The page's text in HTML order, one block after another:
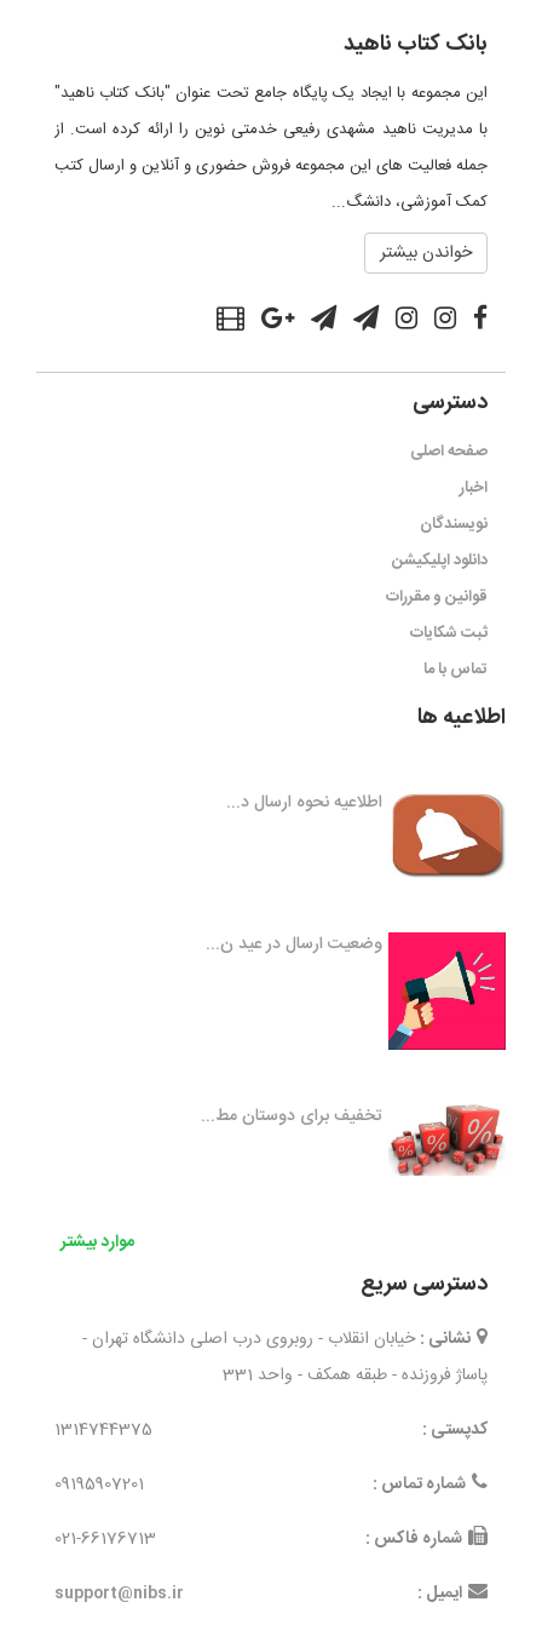
بانک کتاب ناهید
این مجموعه با ایجاد یک پایگاه جامع تحت عنوان "بانک کتاب ناهید"
با مدیریت ناهید مشهدی رفیعی خدمتی نوین را ارائه کرده است. از
جمله فعالیت های این مجموعه فروش حضوری و آنلاین و ارسال کتب
کمک آموزشی، دانشگ...
خواندن بیشتر
دسترسی
صفحه اصلی
اخبار
نویسندگان
دانلود اپلیکیشن
قوانین و مقررات
ثبت شکایات
تماس با ما
اطلاعیه ها
اطلاعیه نحوه ارسال د...
وضعیت ارسال در عید ن...
تخفیف برای دوستان مط...
موارد بیشتر
دسترسی سریع
نشانی : خیابان انقلاب - روبروی درب اصلی دانشگاه تهران -
پاساژ فروزنده - طبقه همکف - واحد 331
کدپستی :
1314744375
شماره تماس :
09195907201
شماره فاکس :
021-66176713
ایمیل :
support@nibs.ir